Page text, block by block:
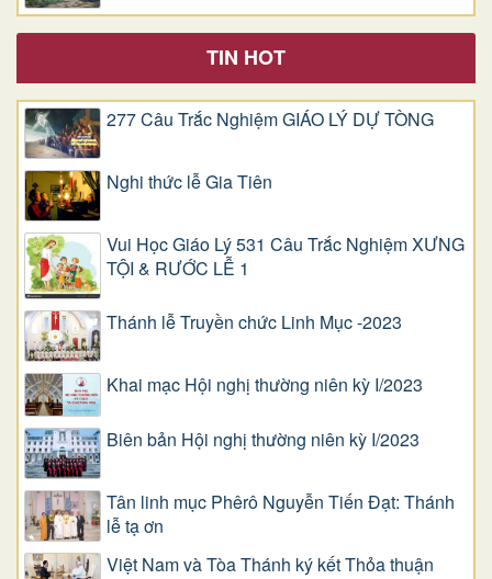
TIN HOT
277 Câu Trắc Nghiệm GIÁO LÝ DỰ TÒNG
Nghi thức lễ Gia Tiên
Vui Học Giáo Lý 531 Câu Trắc Nghiệm XƯNG
TỘI & RƯỚC LỄ 1
Thánh lễ Truyền chức Linh Mục -2023
Khai mạc Hội nghị thường niên kỳ I/2023
Biên bản Hội nghị thường niên kỳ I/2023
Tân linh mục Phêrô Nguyễn Tiến Đạt: Thánh
lễ tạ ơn
Việt Nam và Tòa Thánh ký kết Thỏa thuận